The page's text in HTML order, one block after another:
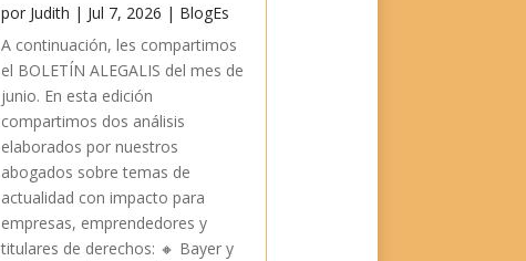
por Judith | Jul 7, 2026 | BlogEs
A continuación, les compartimos
el BOLETÍN ALEGALIS del mes de
junio. En esta edición
compartimos dos análisis
elaborados por nuestros
abogados sobre temas de
actualidad con impacto para
empresas, emprendedores y
titulares de derechos: 🔸 Bayer y